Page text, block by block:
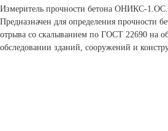
Измеритель прочности бетона ОНИКС-
Предназначен для определения прочности
отрыва со скалыванием по ГОСТ 22690 на
обследовании зданий, сооружений и